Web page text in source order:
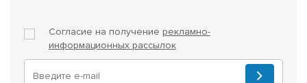
Согласие на получение рекламно-
информационных рассылок